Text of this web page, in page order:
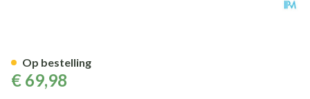
€ 69,98
Op bestelling